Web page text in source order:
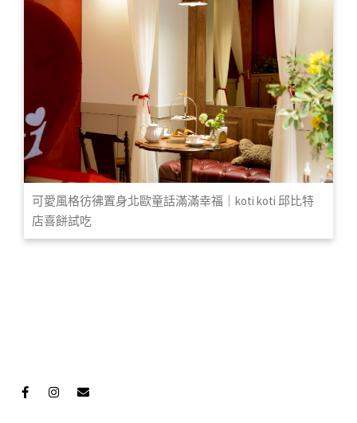
可愛風格彷彿置身北歐童話滿滿幸福｜koti koti 邱比特
店喜餅試吃